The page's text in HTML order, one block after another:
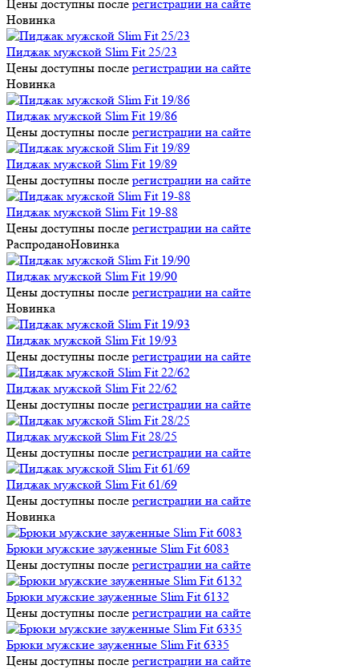
Цены доступны после регистрации на сайте
Новинка
Пиджак мужской Slim Fit 25/23
Цены доступны после регистрации на сайте
Новинка
Пиджак мужской Slim Fit 19/86
Цены доступны после регистрации на сайте
Пиджак мужской Slim Fit 19/89
Цены доступны после регистрации на сайте
Пиджак мужской Slim Fit 19-88
Цены доступны после регистрации на сайте
РаспроданоНовинка
Пиджак мужской Slim Fit 19/90
Цены доступны после регистрации на сайте
Новинка
Пиджак мужской Slim Fit 19/93
Цены доступны после регистрации на сайте
Пиджак мужской Slim Fit 22/62
Цены доступны после регистрации на сайте
Пиджак мужской Slim Fit 28/25
Цены доступны после регистрации на сайте
Пиджак мужской Slim Fit 61/69
Цены доступны после регистрации на сайте
Новинка
Брюки мужские зауженные Slim Fit 6083
Цены доступны после регистрации на сайте
Брюки мужские зауженные Slim Fit 6132
Цены доступны после регистрации на сайте
Брюки мужские зауженные Slim Fit 6335
Цены доступны после регистрации на сайте